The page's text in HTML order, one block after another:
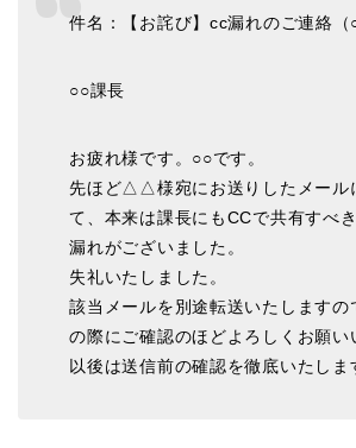
件名：【お詫び】cc漏れのご連絡（
○○課長
お疲れ様です。○○です。
先ほど△△様宛にお送りしたメール
て、本来は課長にもCCで共有すべ
漏れがございました。
失礼いたしました。
該当メールを別途転送いたしますの
の際にご確認のほどよろしくお願い
以後は送信前の確認を徹底いたしま